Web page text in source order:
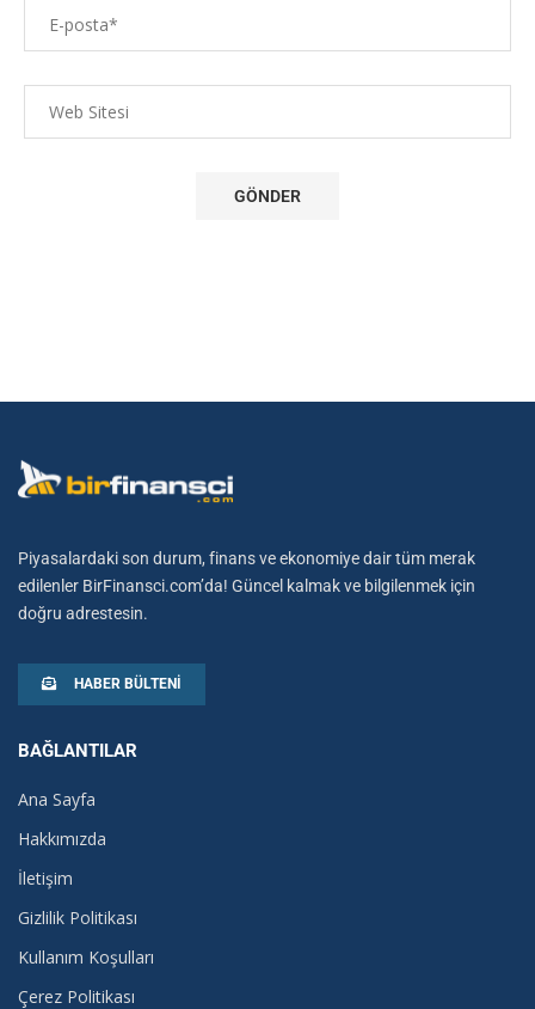
Piyasalardaki son durum, finans ve ekonomiye dair tüm merak
edilenler BirFinansci.com’da! Güncel kalmak ve bilgilenmek için
doğru adrestesin.
HABER BÜLTENI
BAĞLANTILAR
Ana Sayfa
Hakkımızda
İletişim
Gizlilik Politikası
Kullanım Koşulları
Çerez Politikası